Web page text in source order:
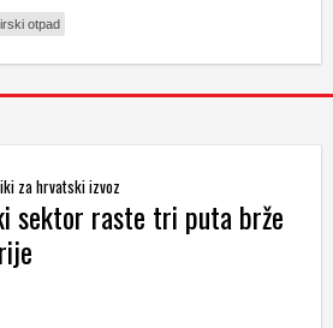
otpad
za hrvatski izvoz
sektor raste tri puta brže